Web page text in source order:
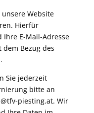
Website
Hierfür
E-Mail-Adresse
Bezug des
Sie jederzeit
bitte an
piesting.at. Wir